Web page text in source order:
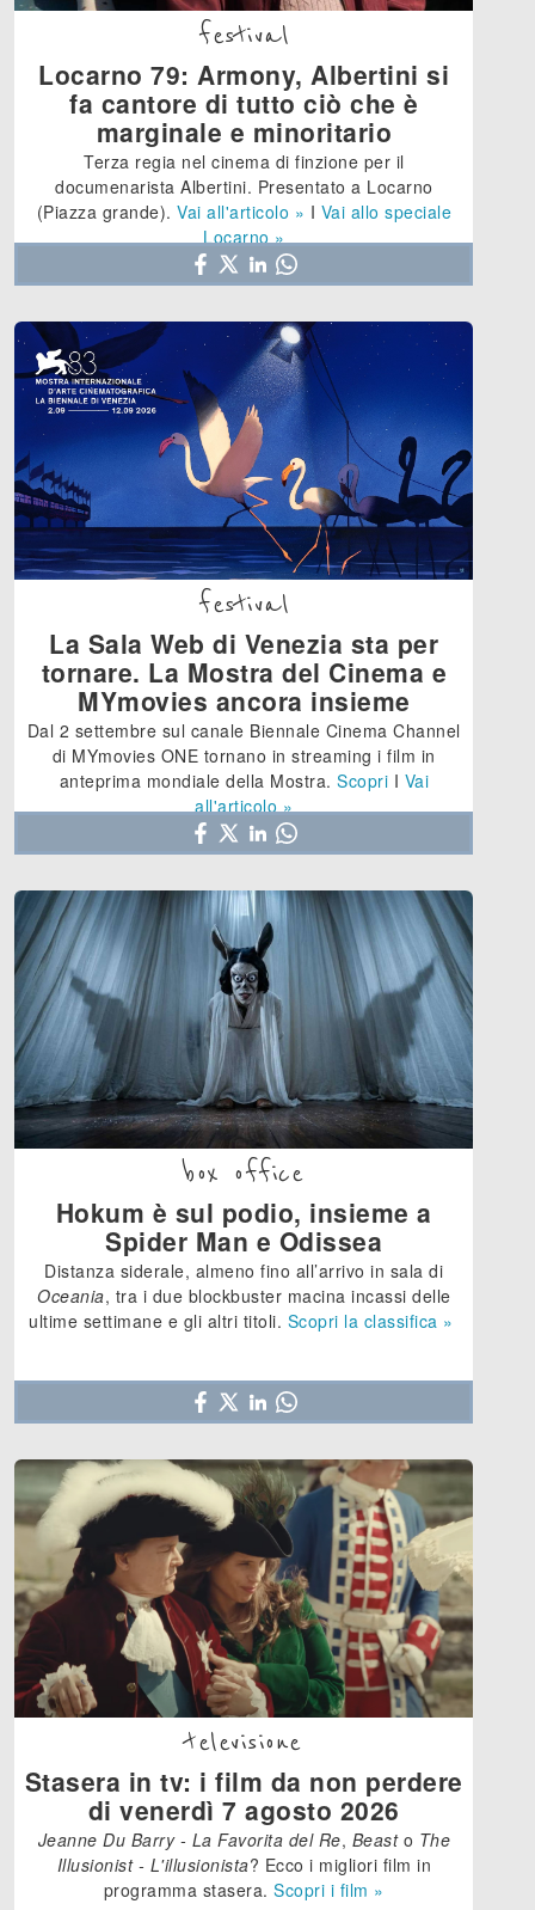
festival
Locarno 79: Armony, Albertini si
fa cantore di tutto ciò che è
marginale e minoritario
Terza regia nel cinema di finzione per il
documenarista Albertini. Presentato a Locarno
(Piazza grande).Vai all'articolo » I Vai allo speciale
Locarno »
festival
La Sala Web di Venezia sta per
tornare. La Mostra del Cinema e
MYmovies ancora insieme
Dal 2 settembre sul canale Biennale Cinema Channel
di MYmovies ONE tornano in streaming i film in
anteprima mondiale della Mostra.Scopri I Vai
all'articolo »
box office
Hokum è sul podio, insieme a
Spider Man e Odissea
Distanza siderale, almeno fino all’arrivo in sala di
Oceania, tra i due blockbuster macina incassi delle
ultime settimane e gli altri titoli. Scopri la classifica »
televisione
Stasera in tv: i film da non perdere
di venerdì 7 agosto 2026
Jeanne Du Barry - La Favorita del Re, Beasto The
Illusionist - L'illusionista? Ecco i migliori film in
programma stasera.Scopri i film »